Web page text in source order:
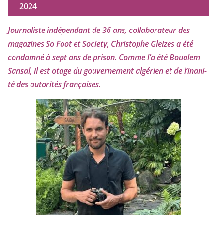
2024
Journaliste indé­pen­dant de36ans, col­la­bo­ra­teur des
maga­zines So Foot et Society, Christophe Gleizesa été
condam­né à sept ans de pri­son. Comme l’a été Boualem
Sansal, il est otage du gou­ver­ne­ment algé­rien et de l’i­na­ni­
té des auto­ri­tés françaises.